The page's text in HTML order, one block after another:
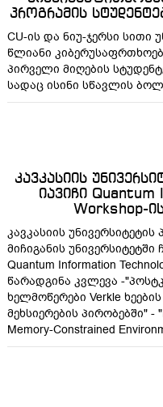
პროგრამის
CU-ის და ნიუ-ჯერსი სითი
წლიანი
პირველი მიღების
სადაც ისინი სწავლის
კავკასიის
იავიჩი Quantum
Workshop-
კავკასიის
მიჩიგანის
Quantum Information
წარადგინა კვლევა -
ხელმოწერები Verkle
მეხსიერების პირობებში" -
Memory-Constrained